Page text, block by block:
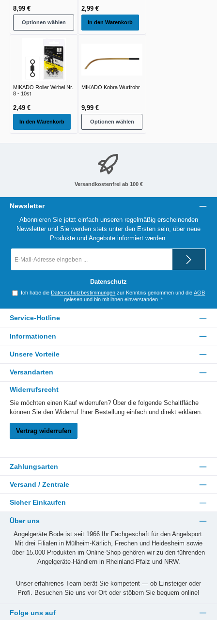
8,99 €
Optionen wählen
2,99 €
In den Warenkorb
MIKADO Roller Wirbel Nr.
8 - 10st
2,49 €
In den Warenkorb
MIKADO Kobra Wurfrohr
9,99 €
Optionen wählen
Versandkostenfrei ab 100 €
Newsletter
Abonnieren Sie jetzt einfach unseren regelmäßig erscheinenden
Newsletter und Sie werden stets unter den Ersten sein, über neue
Produkte und Angebote informiert werden.
Mail-
Datenschutz
Ich habe die Datenschutzbestimmungen zur Kenntnis genommen und dieAGB
gelesen und bin mit ihnen einverstanden. *
Service-Hotline
Informationen
Unsere Vorteile
Versandarten
Widerrufsrecht
Sie möchten einen Kauf widerrufen? Über die folgende Schaltfläche
können Sie den Widerruf Ihrer Bestellung einfach und direkt erklären.
Vertrag widerrufen
Zahlungsarten
Versand / Zentrale
Sicher Einkaufen
Über uns
Angelgeräte Bode ist seit 1966 Ihr Fachgeschäft für den Angelsport.
Mit drei Filialen in Mülheim-Kärlich, Frechen und Heidesheim sowie
über 15.000 Produkten im Online-Shop gehören wir zu den führenden
Angelgeräte-Händlern in Rheinland-Pfalz und NRW.
Unser erfahrenes Team berät Sie kompetent — ob Einsteiger oder
Profi. Besuchen Sie uns vor Ort oder stöbern Sie bequem online!
Folge uns auf